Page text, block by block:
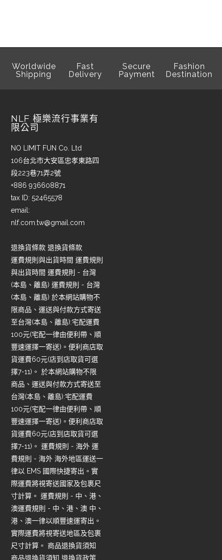
Worldwide
Shipping
Fast
Delivery
Secure
Payment
Fashion
Destination
NLF 極樂流行事業有
限公司
NO LIMIT FUN Co. Ltd
106台北市大安區忠孝東路四
段223巷71弄2號
+886 936608871
tax ID: 52465578
email:
nlf.com.tw@gmail.com
退換貨條款 退換貨條款
運費規則與出貨時間 運費規則
與出貨時間 運費規則 - 台灣
(本島、離島) 運費規則 - 台灣
(本島、離島) 於本網站購物不
限商品、運送與付款方式寄送
至台灣(本島、離島):宅配運費
100元(宅配一律由便利帶、順
豐速運擇一寄送)。便利商店取
貨運費60元(店到店取貨可選
擇7-11)。 於本網站購物不限
商品、運送與付款方式寄送至
台灣(本島、離島):宅配運費
100元(宅配一律由便利帶、順
豐速運擇一寄送)。便利商店取
貨運費60元(店到店取貨可選
擇7-11)。 運費規則 - 海外 運
費規則 - 海外 海外地區運送一
律以 EMS 國際快捷寄出。實
際運費將視寄送國家及包裹尺
寸計算。 運費規則 - 中、港、
澳運費規則 - 中、港、澳 中、
港、澳一律以順豐速運寄出。
實際運費將視寄送地區及包裹
尺寸計算。 商品退換貨須知
商品退換貨須知 退換貨政策